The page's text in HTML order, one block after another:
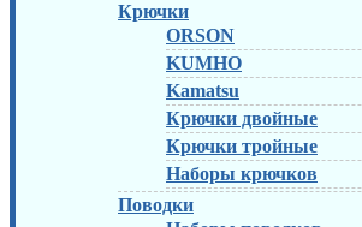
Крючки
ORSON
KUMHO
Kamatsu
Крючки двойные
Крючки тройные
Наборы крючков
Поводки